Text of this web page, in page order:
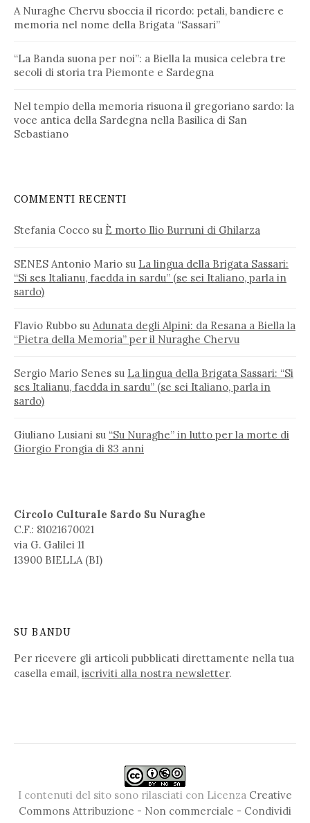
A Nuraghe Chervu sboccia il ricordo: petali, bandiere e
memoria nel nome della Brigata “Sassari”
“La Banda suona per noi”: a Biella la musica celebra tre
secoli di storia tra Piemonte e Sardegna
Nel tempio della memoria risuona il gregoriano sardo: la
voce antica della Sardegna nella Basilica di San
Sebastiano
COMMENTI RECENTI
Stefania Cocco su È morto Ilio Burruni di Ghilarza
SENES Antonio Mario su La lingua della Brigata Sassari:
“Si ses Italianu, faedda in sardu” (se sei Italiano, parla in
sardo)
Flavio Rubbo su Adunata degli Alpini: da Resana a Biella la
“Pietra della Memoria” per il Nuraghe Chervu
Sergio Mario Senes su La lingua della Brigata Sassari: “Si
ses Italianu, faedda in sardu” (se sei Italiano, parla in
sardo)
Giuliano Lusiani su “Su Nuraghe” in lutto per la morte di
Giorgio Frongia di 83 anni
Circolo Culturale Sardo Su Nuraghe
C.F.: 81021670021
via G. Galilei 11
13900 BIELLA (BI)
SU BANDU
Per ricevere gli articoli pubblicati direttamente nella tua
casella email, iscriviti alla nostra newsletter.
I contenuti del sito sono rilasciati con Licenza Creative
Commons Attribuzione - Non commerciale - Condividi